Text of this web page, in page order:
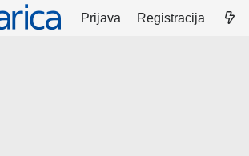
Prijava Registracija